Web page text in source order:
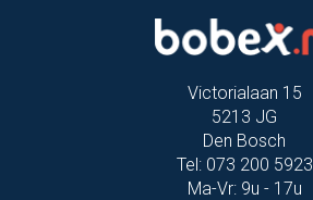
Victorialaan 15
5213 JG
Den Bosch
Tel: 073 200 5923
Ma-Vr: 9u - 17u